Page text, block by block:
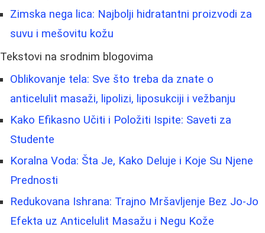
Zimska nega lica: Najbolji hidratantni proizvodi za
suvu i mešovitu kožu
Tekstovi na srodnim blogovima
Oblikovanje tela: Sve što treba da znate o
anticelulit masaži, lipolizi, liposukciji i vežbanju
Kako Efikasno Učiti i Položiti Ispite: Saveti za
Studente
Koralna Voda: Šta Je, Kako Deluje i Koje Su Njene
Prednosti
Redukovana Ishrana: Trajno Mršavljenje Bez Jo-Jo
Efekta uz Anticelulit Masažu i Negu Kože